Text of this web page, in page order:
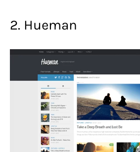
2. Hueman